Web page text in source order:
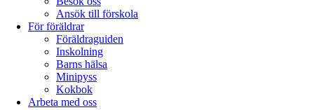
Ansök till förskola
För föräldrar
Föräldraguiden
Inskolning
Barns hälsa
Minipyss
Kokbok
Arbeta med oss